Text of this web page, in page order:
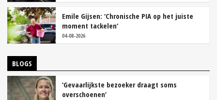
Emile Gijsen: ‘Chronische PIA op het juiste
moment tackelen’
04-08-2026
BLOGS
‘Gevaarlijkste bezoeker draagt soms
overschoenen’